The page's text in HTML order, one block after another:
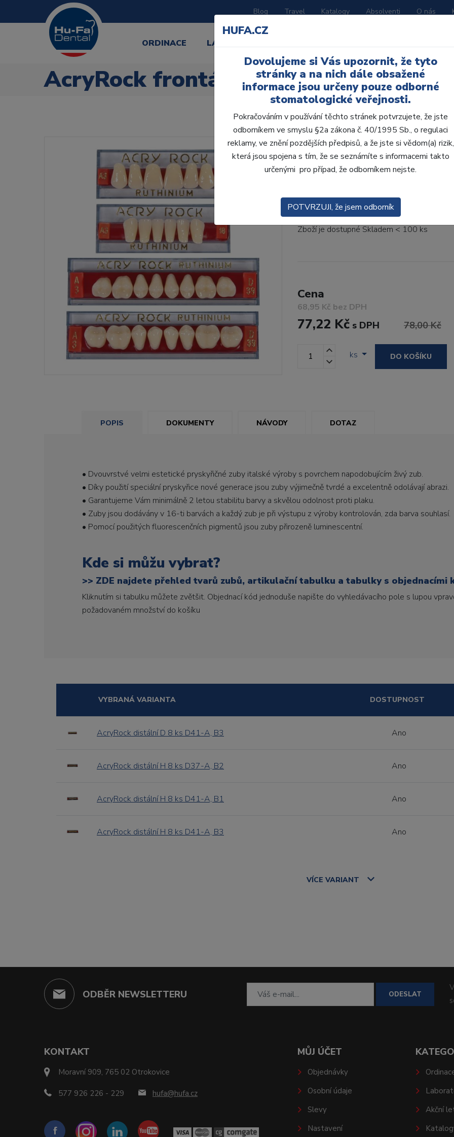
Blog Travel Katalogy Absolventi O nás
ORDINACE LABORATOŘ
AcryRock frontální D
AcryRock frontální D
• Dvouvrstvé velmi estetické pryskyřičné
zub.• Díky použití speciální pryskyřice
Kód produktu: 801690
Zboží je dostupné Skladem < 100 ks
Cena
68,95 Kč bez DPH
77,22 Kč s DPH 78,00 Kč
ks DO KOŠÍKU
POPIS DOKUMENTY NÁVODY DOTAZ
• Dvouvrstvé velmi estetické pryskyřičné zuby italské výroby s povrchem napodobujícím živý zub.
• Díky použití speciální pryskyřice nové generace jsou zuby výjimečně tvrdé a excelentně odolávají abrazi.
• Garantujeme Vám minimálně 2 letou stabilitu barvy a skvělou odolnost proti plaku.
• Zuby jsou dodávány v 16-ti barvách a každý zub je při výstupu z výroby kontrolován, zda barva souhlasí.
• Pomocí použitých fluorescenčních pigmentů jsou zuby přirozeně luminescentní.
Kde si můžu vybrat?
>> ZDE najdete přehled tvarů zubů, artikulační tabulku a tabulky s objednacími
Kliknutím si tabulku můžete zvětšit. Objednací kód jednoduše napište do vyhledávacího pole s lupou
požadovaném množství do košíku
VYBRANÁ VARIANTA DOSTUPNOST
AcryRock distální D 8 ks D41-A, B3 Ano
AcryRock distální H 8 ks D37-A, B2 Ano
AcryRock distální H 8 ks D41-A, B1 Ano
AcryRock distální H 8 ks D41-A, B3 Ano
VÍCE VARIANT
ODBĚR NEWSLETTERU ODESLAT
KONTAKT
Moravní 909, 765 02 Otrokovice
577 926 226 - 229 hufa@hufa.cz
MŮJ ÚČET
Objednávky
Osobní údaje
Slevy
Nastavení
Akční
HUFA.CZ
Dovolujeme si Vás upozornit, že tyto
stránky a na nich dále obsažené
informace jsou určeny pouze odborné
stomatologické veřejnosti.
Pokračováním v používání těchto stránek potvrzujete, že jste
odborníkem ve smyslu §2a zákona č. 40/1995 Sb., o regulaci
reklamy, ve znění pozdějších předpisů, a že jste si vědom(a) rizik,
která jsou spojena s tím, že se seznámíte s informacemi takto
určenými pro případ, že odborníkem nejste.
POTVRZUJI, že jsem odborník